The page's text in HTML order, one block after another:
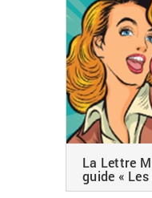
La Lettre
guide «